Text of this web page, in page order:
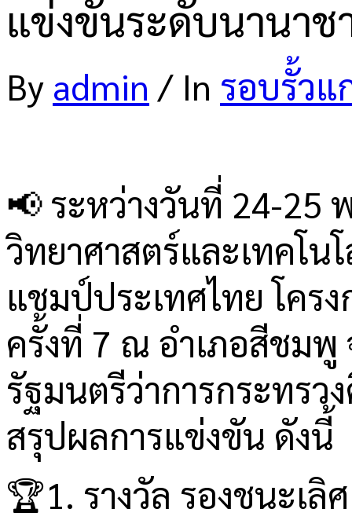
แข่งขันระดับนานาช
By admin / In รอบรั้ว
📢 ระหว่างวันที่ 24-25
วิทยาศาสตร์และเทคโน
แชมป์ประเทศไทย โคร
ครั้งที่ 7 ณ อำเภอสีชม
รัฐมนตรีว่าการกระทรว
สรุปผลการแข่งขัน ดังนี้
🏆1. รางวัล รองชนะเ